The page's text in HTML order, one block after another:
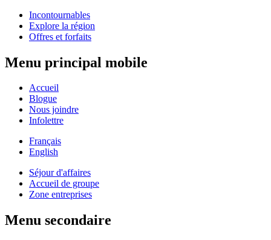
Incontournables
Explore la région
Offres et forfaits
Menu principal mobile
Accueil
Blogue
Nous joindre
Infolettre
Français
English
Séjour d'affaires
Accueil de groupe
Zone entreprises
Menu secondaire